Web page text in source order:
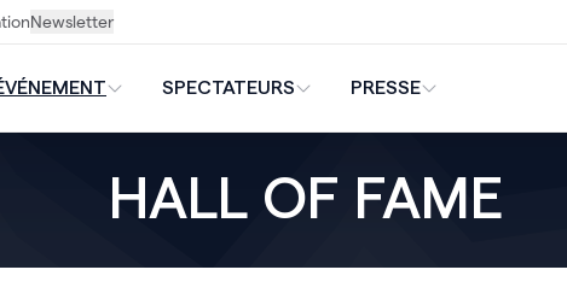
Newsletter
SPECTATEURS PRESSE
HALL OF FAME